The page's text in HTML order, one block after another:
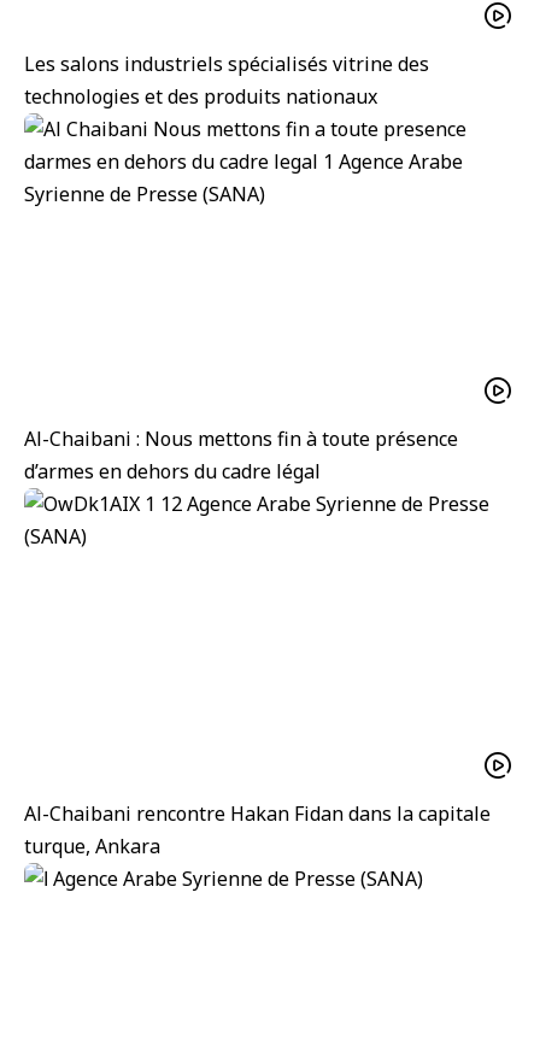
Les salons industriels spécialisés vitrine des
technologies et des produits nationaux
Al-Chaibani : Nous mettons fin à toute présence
d’armes en dehors du cadre légal
Al-Chaibani rencontre Hakan Fidan dans la capitale
turque, Ankara